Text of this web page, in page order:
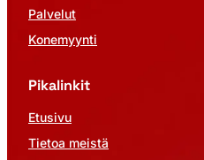
Palvelut
Konemyynti
Pikalinkit
Etusivu
Tietoa meistä